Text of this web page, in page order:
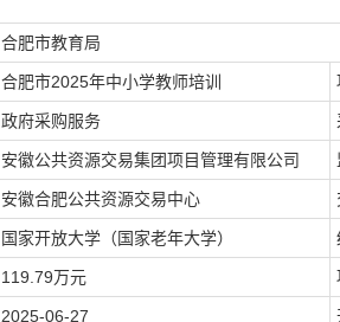
合肥市教育局
合肥市2025年中小学教师培训
政府采购服务
安徽公共资源交易集团项目管理有限公司
安徽合肥公共资源交易中心
国家开放大学（国家老年大学）
119.79万元
2025-06-27